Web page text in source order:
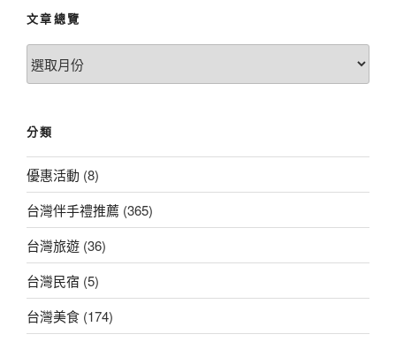
文章總覽
文
章
分類
優惠活動 (8)
台灣伴手禮推薦 (365)
台灣旅遊 (36)
台灣民宿 (5)
台灣美食 (174)